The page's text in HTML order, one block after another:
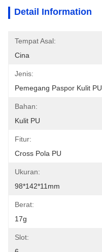
Detail Information
Tempat Asal:
Cina
Jenis:
Pemegang Paspor Kulit PU
Bahan:
Kulit PU
Fitur:
Cross Pola PU
Ukuran:
98*142*11mm
Berat:
17g
Slot: